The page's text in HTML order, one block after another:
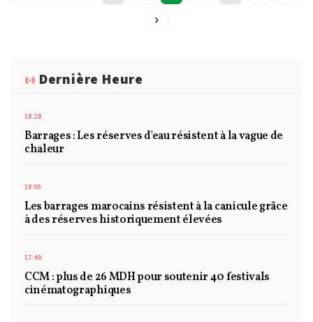
Dernière Heure
18:28
Barrages : Les réserves d'eau résistent à la vague de
chaleur
18:00
Les barrages marocains résistent à la canicule grâce
à des réserves historiquement élevées
17:49
CCM : plus de 26 MDH pour soutenir 40 festivals
cinématographiques